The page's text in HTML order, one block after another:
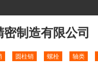
制造有限公司
圆柱销 螺栓 轴类